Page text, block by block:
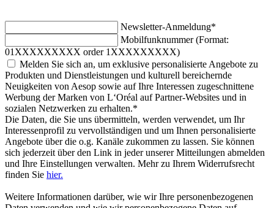
Newsletter-Anmeldung*
Mobilfunknummer (Format:
01XXXXXXXXX order 1XXXXXXXXX)
Melden Sie sich an, um exklusive personalisierte Angebote zu
Produkten und Dienstleistungen und kulturell bereichernde
Neuigkeiten von Aesop sowie auf Ihre Interessen zugeschnittene
Werbung der Marken von L‘Oréal auf Partner-Websites und in
sozialen Netzwerken zu erhalten.*
Die Daten, die Sie uns übermitteln, werden verwendet, um Ihr
Interessenprofil zu vervollständigen und um Ihnen personalisierte
Angebote über die o.g. Kanäle zukommen zu lassen. Sie können
sich jederzeit über den Link in jeder unserer Mitteilungen abmelden
und Ihre Einstellungen verwalten. Mehr zu Ihrem Widerrufsrecht
finden Sie hier.
Weitere Informationen darüber, wie wir Ihre personenbezogenen